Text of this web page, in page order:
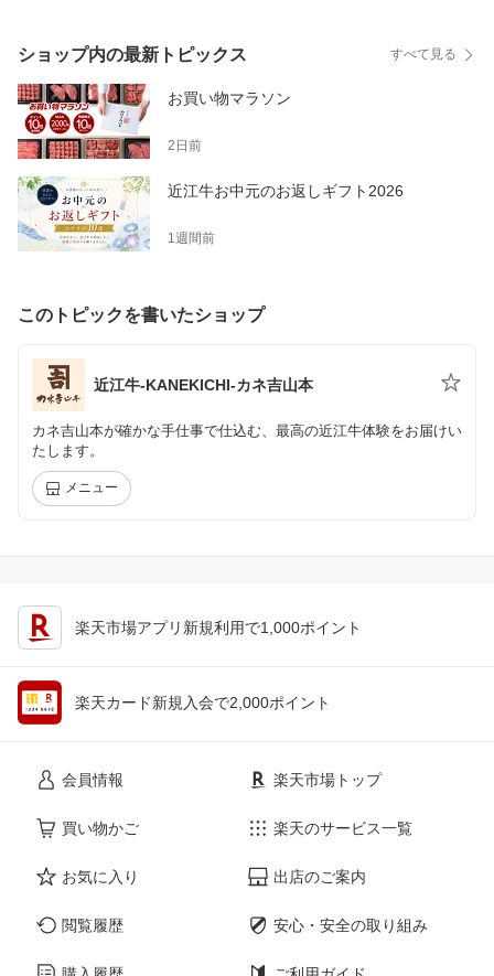
ショップ内の最新トピックス すべて見る
お買い物マラソン
2日前
近江牛お中元のお返しギフト2026
1週間前
このトピックを書いたショップ
近江牛-KANEKICHI-カネ吉山本
カネ吉山本が確かな手仕事で仕込む、最高の近江牛体験をお届けい
たします。
メニュー
楽天市場アプリ新規利用で1,000ポイント
楽天カード新規入会で2,000ポイント
会員情報
買い物かご
お気に入り
閲覧履歴
楽天市場トップ
楽天のサービス一覧
出店のご案内
安心・安全の取り組み